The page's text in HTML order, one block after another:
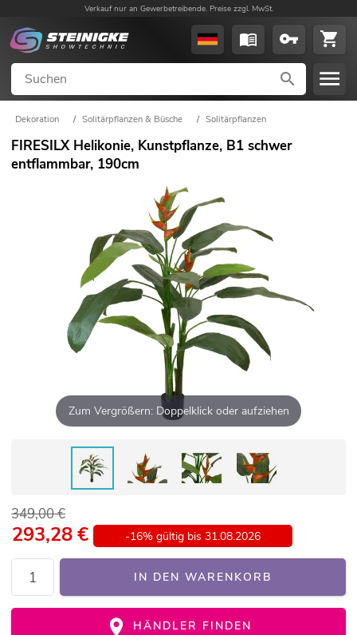
Verkauf nur an Gewerbetreibende. Preise zzgl. MwSt.
Dekoration / Solitärpflanzen & Büsche / Solitärpflanzen
FIRESILX Helikonie, Kunstpflanze, B1 schwer
entflammbar, 190cm
Zum Vergrößern: Doppelklick oder aufziehen
349,00 €
293,28€ -16% gültig bis 31.08.2026
IN DEN WARENKORB
HÄNDLER FINDEN